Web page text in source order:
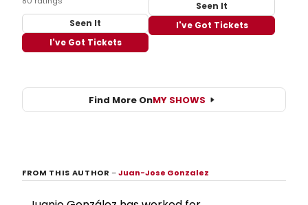
Seen It
I've Got Tickets
Seen It
I've Got Tickets
Find More OnMY SHOWS
FROM THIS AUTHOR–Juan-Jose Gonzalez